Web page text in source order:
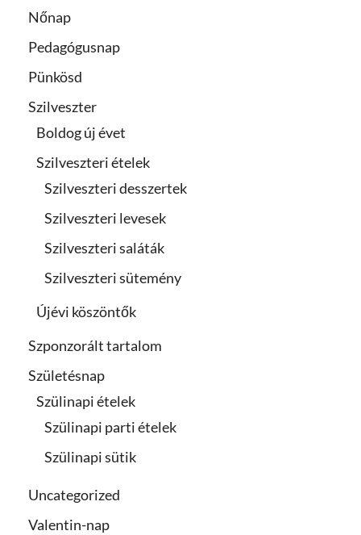
Nőnap
Pedagógusnap
Pünkösd
Szilveszter
Boldog új évet
Szilveszteri ételek
Szilveszteri desszertek
Szilveszteri levesek
Szilveszteri saláták
Szilveszteri sütemény
Újévi köszöntők
Szponzorált tartalom
Születésnap
Szülinapi ételek
Szülinapi parti ételek
Szülinapi sütik
Uncategorized
Valentin-nap